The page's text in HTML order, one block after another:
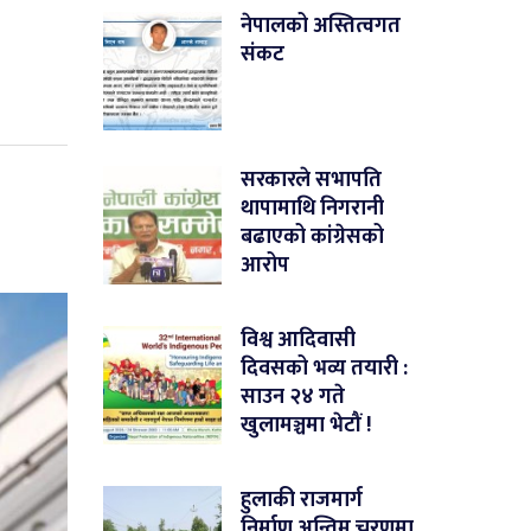
नेपालको अस्तित्वगत
संकट
सरकारले सभापति
थापामाथि निगरानी
बढाएको कांग्रेसको
आरोप
विश्व आदिवासी
दिवसको भव्य तयारी :
साउन २४ गते
खुलामञ्चमा भेटौं !
हुलाकी राजमार्ग